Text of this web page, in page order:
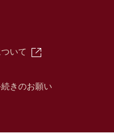
いて
きのお願い